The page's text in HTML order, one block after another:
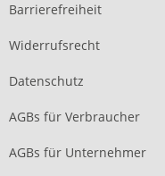
Barrierefreiheit
Widerrufsrecht
Datenschutz
AGBs für Verbraucher
AGBs für Unternehmer